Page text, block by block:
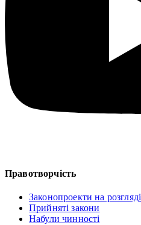
Правотворчість
Законопроекти на розгляді
Прийняті закони
Набули чинності